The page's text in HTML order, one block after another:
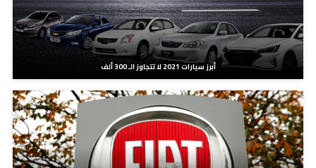
أبرز سيارات 2021 لا تتجاوز الـ 300 ألف